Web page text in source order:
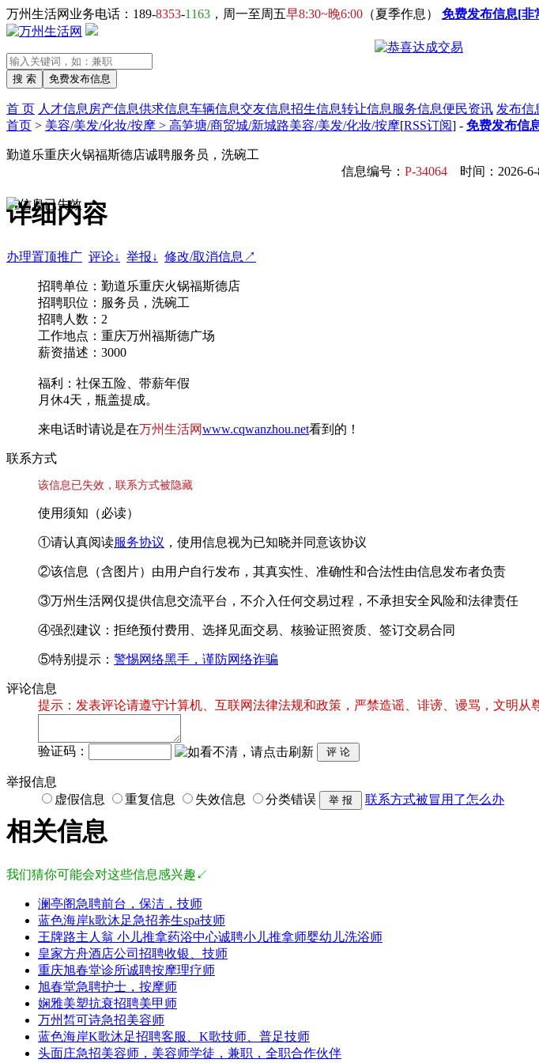
万州生活网业务电话：189-8353-1163 ，周一至周五早8:30~晚6:00 （夏季作息） 免费发布信息[非
首 页 人才信息 房产信息供求信息车辆信息交友信息招生信息转让信息 服务信息便民资讯 发布信
首页 > 美容/美发/化妆/按摩 > 高笋塘/商贸城/新城路美容/美发/化妆/按摩[RSS订阅] - 免费发布信
勤道乐重庆火锅福斯德店诚聘服务员，洗碗工
信息编号： P-34064 时间：2026-
详细内容
办理置顶推广 评论↓ 举报↓ 修改/取消信息↗
招聘单位：勤道乐重庆火锅福斯德店
招聘职位：服务员，洗碗工
招聘人数：2
工作地点：重庆万州福斯德广场
薪资描述：3000
福利：社保五险、带薪年假
月休4天，瓶盖提成。
来电话时请说是在万州生活网www.cqwanzhou.net看到的！
联系方式
该信息已失效，联系方式被隐藏
使用须知（必读）
①请认真阅读服务协议 ，使用信息视为已知晓并同意该协议
②该信息（含图片）由用户自行发布，其真实性、准确性和合法性由信息发布者负责
③万州生活网仅提供信息交流平台，不介入任何交易过程，不承担安全风险和法律责任
④强烈建议：拒绝预付费用、选择见面交易、核验证照资质、签订交易合同
⑤特别提示： 警惕网络黑手，谨防网络诈骗
评论信息
提示：发表评论请遵守计算机、互联网法律法规和政策，严禁造谣、诽谤、谩骂，文明从
验证码：
举报信息
虚假信息
重复信息 失效信息 分类错误 联系方式被冒用了怎么办
相关信息
我们猜你可能会对这些信息感兴趣↙
澜亭阁急聘前台，保洁，技师
蓝色海岸k歌沐足急招养生spa技师
王牌路主人翁 小儿推拿药浴中心诚聘小儿推拿师婴幼儿洗浴师
皇家方舟酒店公司招聘收银、技师
重庆旭春堂诊所诚聘按摩理疗师
旭春堂急聘护士，按摩师
娴雅美塑抗衰招聘美甲师
万州皙可诗急招美容师
蓝色海岸K歌沐足招聘客服、K歌技师、普足技师
头面庄急招美容师，美容师学徒，兼职，全职合作伙伴